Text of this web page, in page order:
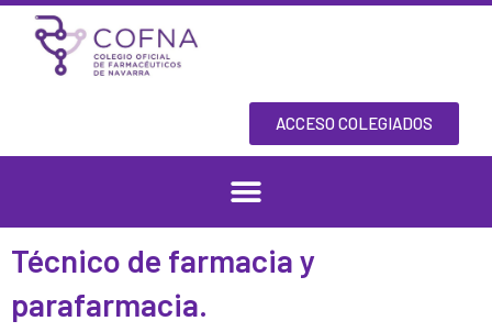
Skip
content
ACCESO COLEGIADOS
Técnico de farmacia y
parafarmacia.